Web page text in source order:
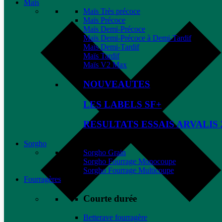
Maïs
Maïs Très précoce
Maïs Précoce
Maïs Demi-Précoce
Maïs Demi-Précoce à Demi-Tardif
Maïs Demi-Tardif
Maïs Tardif
Maïs V2 Max
NOUVEAUTES
LES LABELS SF+
RESULTATS ESSAIS ARVALIS
Sorgho
Sorgho Grain
Sorgho Fourrage Monocoupe
Sorgho Fourrage Multicoupe
Fourragères
Courte durée
Betterave fourragère